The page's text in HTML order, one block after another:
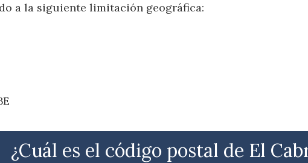
a la siguiente limitación geográfica:
¿Cuál es el código postal de El